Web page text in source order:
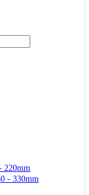
220mm
- 330mm